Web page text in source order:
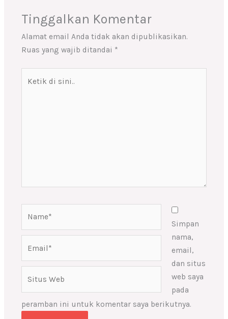
Tinggalkan Komentar
Alamat email Anda tidak akan dipublikasikan.
Ruas yang wajib ditandai *
Simpan
nama,
email,
dan situs
web saya
pada
peramban ini untuk komentar saya berikutnya.